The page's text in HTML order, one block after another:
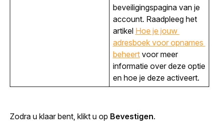
beveiligingspagina van je
account. Raadpleeg het
artikel Hoe je jouw
adresboek voor opnames
beheert voor meer
informatie over deze optie
en hoe je deze activeert.
Zodra u klaar bent, klikt u op Bevestigen.